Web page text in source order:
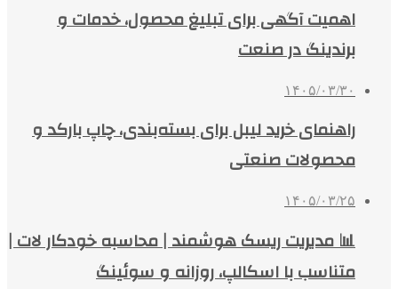
اهمیت آگهی برای تبلیغ محصول، خدمات و
برندینگ در صنعت
۱۴۰۵/۰۳/۳۰
راهنمای خرید لیبل برای بسته‌بندی، چاپ بارکد و
محصولات صنعتی
۱۴۰۵/۰۳/۲۵
📊 مدیریت ریسک هوشمند | محاسبه خودکار لات |
متناسب با اسکالپ، روزانه و سوئینگ